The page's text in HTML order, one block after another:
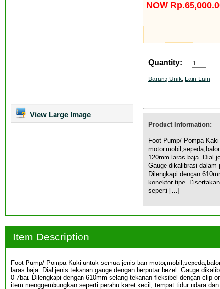
View Large Image
NOW
Quantity:
Barang Unik, Lain-Lain
Product Information:
Foot Pump/ Pompa
120mm laras baja. Dial
Gauge dikalibrasi dalam
Dilengkapi dengan
konektor tipe.
seperti […]
Item Description
Foot Pump/ Pompa Kaki untuk semua jenis ban
laras baja. Dial jenis tekanan gauge dengan berputar bezel. Gauge
0-7bar. Dilengkapi dengan 610mm selang tekanan fleksibel dengan clip-
item menggembungkan seperti perahu karet kecil, tempat tidur udara